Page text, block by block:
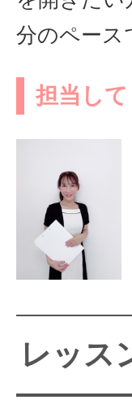
分のペース
担当して
レッス